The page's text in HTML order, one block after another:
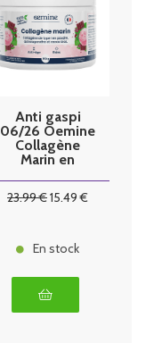
Anti gaspi
06/26 Oemine
Collagène
Marin en
23.99€15.49 €
En stock